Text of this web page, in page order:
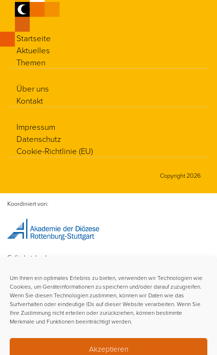
Um Ihnen ein optimales Erlebnis zu bieten, verwenden wir Technologien wie
Cookies, um Geräteinformationen zu speichern und/oder darauf zuzugreifen.
Wenn Sie diesen Technologien zustimmen, können wir Daten wie das
Surfverhalten oder eindeutige IDs auf dieser Website verarbeiten. Wenn Sie
Ihre Zustimmung nicht erteilen oder zurückziehen, können bestimmte
Merkmale und Funktionen beeinträchtigt werden.
Akzeptieren
Startseite
Aktuelles
Themen
Über uns
Kontakt
Impressum
Datenschutz
Cookie-Richtlinie (EU)
Copyright 2026
Koordiniert von:
Gefördert durch:
Im Rahmen der: